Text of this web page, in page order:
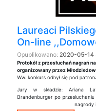
Laureaci
On-line
Opublikowano: 2020-05-14
Protokół z przesłuchań nagrań
organizowany przez
Ww. konkurs odbył się pod
Jury w składzie: Ariana
Brandenburger po
nagrody